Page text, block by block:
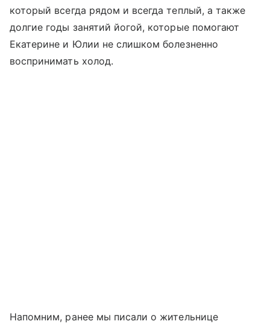
который всегда рядом и всегда теплый, а также
долгие годы занятий йогой, которые помогают
Екатерине и Юлии не слишком болезненно
воспринимать холод.
Напомним, ранее мы писали о жительнице